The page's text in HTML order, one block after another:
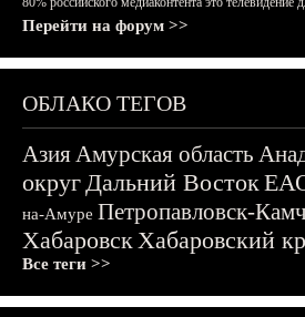
Перейти на форум >>
ОБЛАКО ТЕГОВ
АзияАмурская область
округДальний Восток
на-Амуре Петропавловск-
ХабаровскХабаровский
Все теги >>